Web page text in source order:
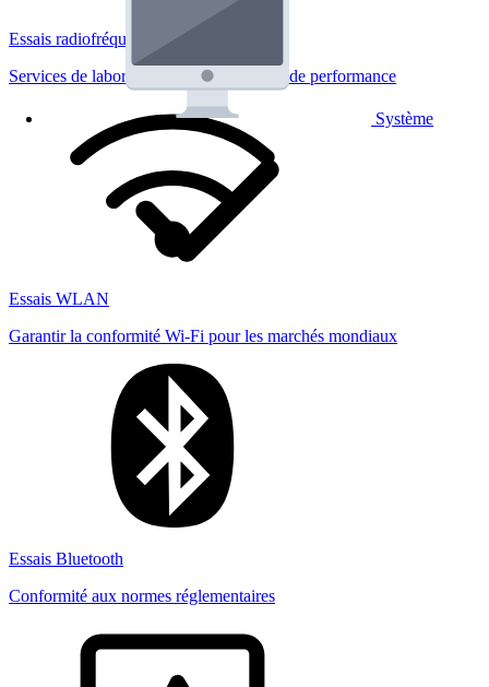
Système
Essais radiofréquences
Services de laboratoire réglementaires et de performance
Essais WLAN
Garantir la conformité Wi-Fi pour les marchés mondiaux
Essais Bluetooth
Conformité aux normes réglementaires